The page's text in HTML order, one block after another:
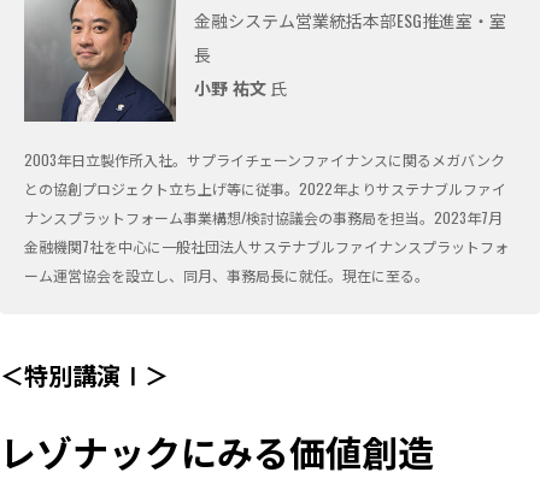
金融システム営業統括本部ESG推進室・室
長
小野 祐文氏
2003年日立製作所入社。サプライチェーンファイナンスに関るメガバンク
との協創プロジェクト立ち上げ等に従事。2022年よりサステナブルファイ
ナンスプラットフォーム事業構想/検討協議会の事務局を担当。2023年7月
金融機関7社を中心に一般社団法人サステナブルファイナンスプラットフォ
ーム運営協会を設立し、同月、事務局長に就任。現在に至る。
＜特別講演Ⅰ＞
レゾナックにみる価値創造